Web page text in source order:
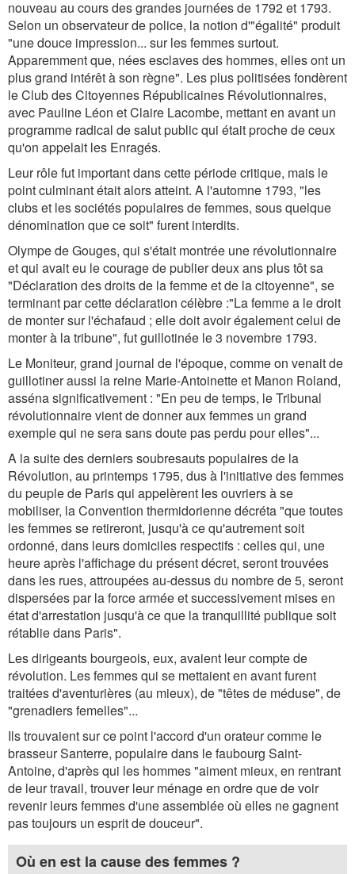
nouveau au cours des grandes journées de 1792 et 1793.
Selon un observateur de police, la notion d'"égalité" produit
"une douce impression... sur les femmes surtout.
Apparemment que, nées esclaves des hommes, elles ont un
plus grand intérêt à son règne". Les plus politisées fondèrent
le Club des Citoyennes Républicaines Révolutionnaires,
avec Pauline Léon et Claire Lacombe, mettant en avant un
programme radical de salut public qui était proche de ceux
qu'on appelait les Enragés.
Leur rôle fut important dans cette période critique, mais le
point culminant était alors atteint. A l'automne 1793, "les
clubs et les sociétés populaires de femmes, sous quelque
dénomination que ce soit" furent interdits.
Olympe de Gouges, qui s'était montrée une révolutionnaire
et qui avait eu le courage de publier deux ans plus tôt sa
"Déclaration des droits de la femme et de la citoyenne", se
terminant par cette déclaration célèbre :"La femme a le droit
de monter sur l'échafaud ; elle doit avoir également celui de
monter à la tribune", fut guillotinée le 3 novembre 1793.
Le Moniteur, grand journal de l'époque, comme on venait de
guillotiner aussi la reine Marie-Antoinette et Manon Roland,
asséna significativement : "En peu de temps, le Tribunal
révolutionnaire vient de donner aux femmes un grand
exemple qui ne sera sans doute pas perdu pour elles"...
A la suite des derniers soubresauts populaires de la
Révolution, au printemps 1795, dus à l'initiative des femmes
du peuple de Paris qui appelèrent les ouvriers à se
mobiliser, la Convention thermidorienne décréta "que toutes
les femmes se retireront, jusqu'à ce qu'autrement soit
ordonné, dans leurs domiciles respectifs : celles qui, une
heure après l'affichage du présent décret, seront trouvées
dans les rues, attroupées au-dessus du nombre de 5, seront
dispersées par la force armée et successivement mises en
état d'arrestation jusqu'à ce que la tranquillité publique soit
rétablie dans Paris".
Les dirigeants bourgeois, eux, avaient leur compte de
révolution. Les femmes qui se mettaient en avant furent
traitées d'aventurières (au mieux), de "têtes de méduse", de
"grenadiers femelles"...
Ils trouvaient sur ce point l'accord d'un orateur comme le
brasseur Santerre, populaire dans le faubourg Saint-
Antoine, d'après qui les hommes "aiment mieux, en rentrant
de leur travail, trouver leur ménage en ordre que de voir
revenir leurs femmes d'une assemblée où elles ne gagnent
pas toujours un esprit de douceur".
Où en est la cause des femmes ?